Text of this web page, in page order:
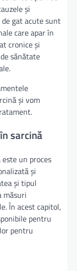
și
gat acute sunt
care apar în
cronice și
sănătate
și vom
sarcină
un proces
și
și tipul
măsuri
În acest capitol,
pentru
pentru